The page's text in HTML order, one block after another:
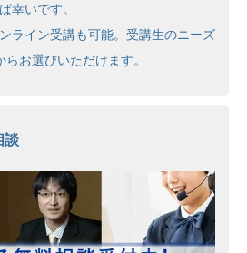
幸いです。
ライン受講も可能。受講生のニーズ
お選びいただけます。
談